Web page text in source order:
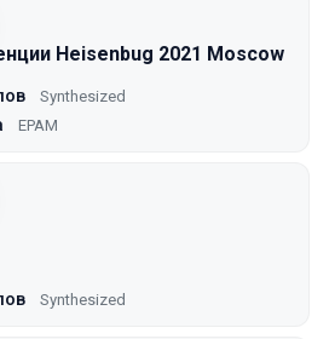
Heisenbug 2021 Moscow
Synthesized
EPAM
Synthesized